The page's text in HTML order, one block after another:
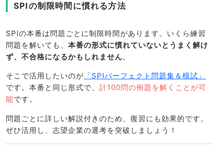
SPIの制限時間に慣れる方法
SPIの本番は問題ごとに制限時間があります。いくら練習
問題を解いても、 本番の形式に慣れていないとうまく解け
ず、不合格になるかもしれません。
そこで活用したいのが 「SPIパーフェクト問題集＆模試」
です。本番と同じ形式で、 計100問の例題を解くことが可
能です。
問題ごとに詳しい解説付きのため、復習にも効果的です。
ぜひ活用し、志望企業の選考を突破しましょう！